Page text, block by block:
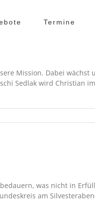
Termine
Mission. Dabei wächst
Sedlak wird Christian
was nicht in
am